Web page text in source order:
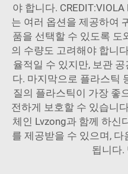
야 합니다.
는 여러 옵션을 제공하여
품을 선택할 수 있도록 도
의 수량도 고려해야 합니
율적일 수 있지만, 보관
다. 마지막으로 플라스틱
질의 플라스틱이 가장 좋
전하게 보호할 수 있습니
체인 Lvzong과 함께 하신
를 제공받을 수 있으며,
됩니다.